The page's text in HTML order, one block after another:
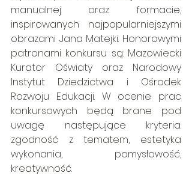
manualnej oraz formacie,
inspirowanych najpopularniejszymi
obrazami Jana Matejki. Honorowymi
patronami konkursu są: Mazowiecki
Kurator Oświaty oraz Narodowy
Instytut Dziedzictwa i Ośrodek
Rozwoju Edukacji. W ocenie prac
konkursowych będą brane pod
uwagę następujące kryteria:
zgodność z tematem, estetyka
wykonania, pomysłowość,
kreatywność.